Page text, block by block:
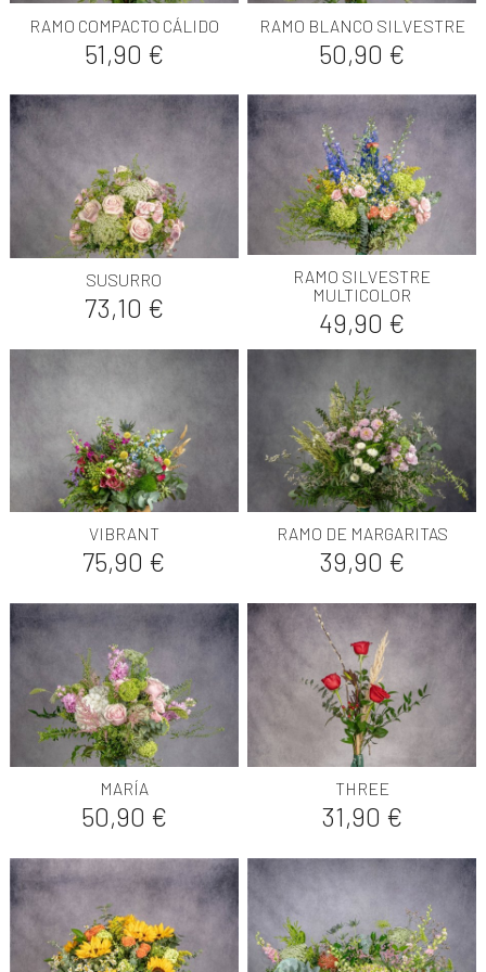
RAMO COMPACTO CÁLIDO
Precio
51,90 €
RAMO BLANCO SILVESTRE
Precio
50,90 €
SUSURRO
Precio
73,10 €
RAMO SILVESTRE
MULTICOLOR
Precio
49,90 €
VIBRANT
Precio
75,90 €
RAMO DE MARGARITAS
Precio
39,90 €
MARÍA
Precio
50,90 €
THREE
Precio
31,90 €